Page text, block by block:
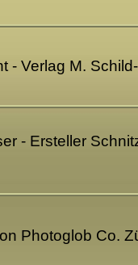
- Verlag M.
- Ersteller
Photoglob Co.